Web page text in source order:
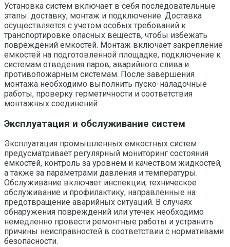
Установка систем включает в себя последовательные
этапы: доставку, монтаж и подключение. Доставка
осуществляется с учетом особых требований к
транспортировке опасных веществ, чтобы избежать
повреждений емкостей. Монтаж включает закрепление
емкостей на подготовленной площадке, подключение к
системам отведения паров, аварийного слива и
противопожарным системам. После завершения
монтажа необходимо выполнить пуско-наладочные
работы, проверку герметичности и соответствия
монтажных соединений.
Эксплуатация и обслуживание систем
Эксплуатация промышленных емкостных систем
предусматривает регулярный мониторинг состояния
емкостей, контроль за уровнем и качеством жидкостей,
а также за параметрами давления и температуры.
Обслуживание включает инспекции, техническое
обслуживание и профилактику, направленные на
предотвращение аварийных ситуаций. В случаях
обнаружения повреждений или утечек необходимо
немедленно провести ремонтные работы и устранить
причины неисправностей в соответствии с нормативами
безопасности.